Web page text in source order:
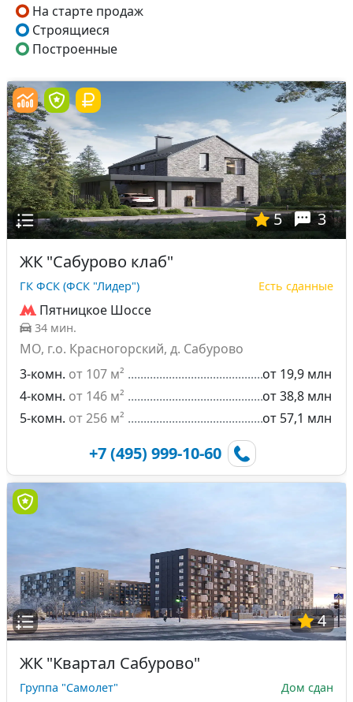
На старте продаж
Строящиеся
Построенные
5
3
ЖК "Сабурово клаб"
ГК ФСК (ФСК "Лидер") Есть сданные
Пятницкое Шоссе
34 мин.
МО, г.о. Красногорский, д. Сабурово
3-комн. от 107 м²
от 19,9 млн
4-комн. от 146 м²
от 38,8 млн
5-комн. от 256 м² от 57,1 млн
+7 (495) 999-10-60
4
ЖК "Квартал Сабурово"
Группа "Самолет" Дом сдан